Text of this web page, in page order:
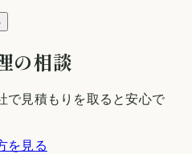
の相談
で見積もりを取ると安心で
を見る